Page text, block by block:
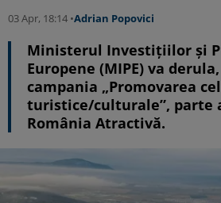
03 Apr, 18:14 •Adrian Popovici
Ministerul Investiţiilor şi
Europene (MIPE) va
campania „Promovarea
turistice/culturale”, parte
România Atractivă.